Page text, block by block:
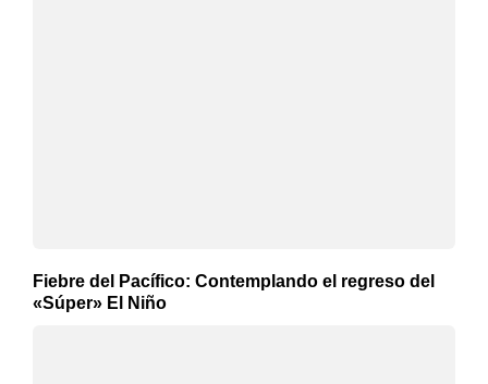
Fiebre del Pacífico: Contemplando el regreso del
«Súper» El Niño